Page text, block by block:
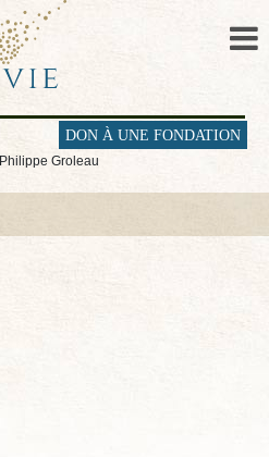
DON À UNE FONDATION
Philippe Groleau